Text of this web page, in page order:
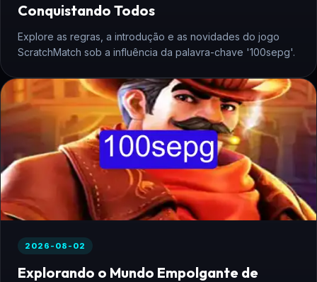
Conquistando Todos
Explore as regras, a introdução e as novidades do jogo
ScratchMatch sob a influência da palavra-chave '100sepg'.
2026-08-02
Explorando o Mundo Empolgante de